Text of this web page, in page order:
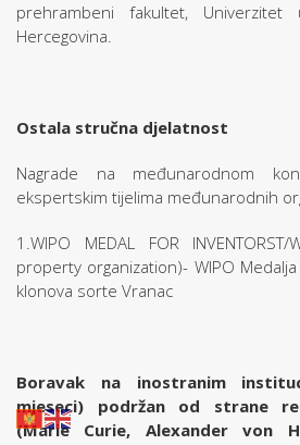
prehrambeni fakultet,
Hercegovina.
Ostala stručna djelatnost
Nagrade na međunarodnom
ekspertskim tijelima međunarodnih
1.WIPO MEDAL FOR
property organization)- WIPO
klonova sorte Vranac
Boravak na inostranim
mjeseci) podržan od strane
(Marie Curie, Alexander von